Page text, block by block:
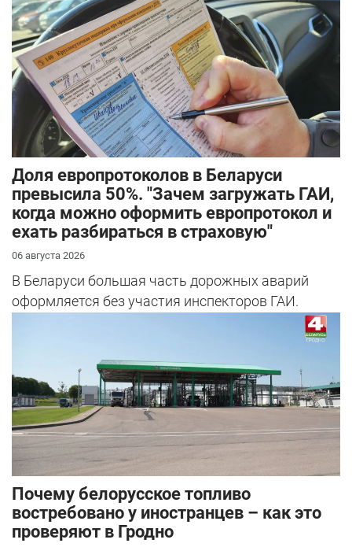
Доля европротоколов в Беларуси
превысила 50%. "Зачем загружать ГАИ,
когда можно оформить европротокол и
ехать разбираться в страховую"
06 августа 2026
В Беларуси большая часть дорожных аварий
оформляется без участия инспекторов ГАИ.
Почему белорусское топливо
востребовано у иностранцев – как это
проверяют в Гродно